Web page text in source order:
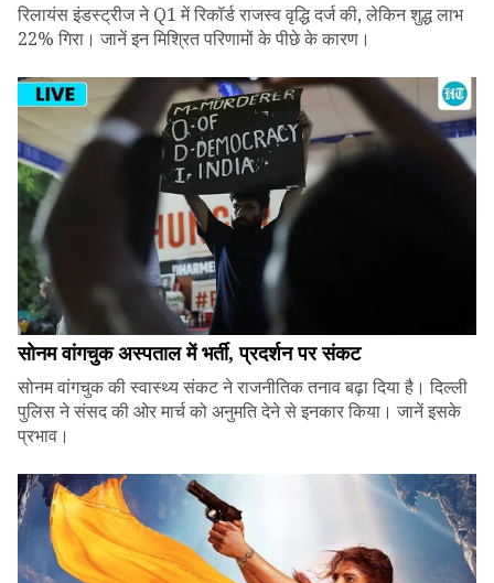
रिलायंस इंडस्ट्रीज ने Q1 में रिकॉर्ड राजस्व वृद्धि दर्ज की, लेकिन शुद्ध लाभ
22% गिरा। जानें इन मिश्रित परिणामों के पीछे के कारण।
सोनम वांगचुक अस्पताल में भर्ती, प्रदर्शन पर संकट
सोनम वांगचुक की स्वास्थ्य संकट ने राजनीतिक तनाव बढ़ा दिया है। दिल्ली
पुलिस ने संसद की ओर मार्च को अनुमति देने से इनकार किया। जानें इसके
प्रभाव।